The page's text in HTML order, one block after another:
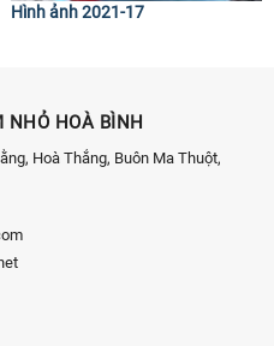
Hình ảnh 2021-17
NHỎ HOÀ BÌNH
Hoà Thắng, Buôn Ma Thuột,